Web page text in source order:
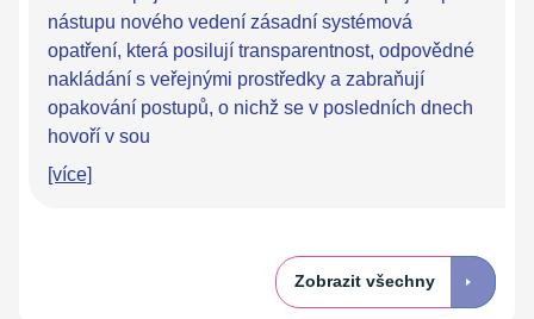
nástupu nového vedení zásadní systémová
opatření, která posilují transparentnost, odpovědné
nakládání s veřejnými prostředky a zabraňují
opakování postupů, o nichž se v posledních dnech
hovoří v sou
[více]
Zobrazit všechny